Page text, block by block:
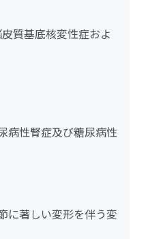
質基底核変性症およ
病性腎症及び糖尿病性
に著しい変形を伴う変